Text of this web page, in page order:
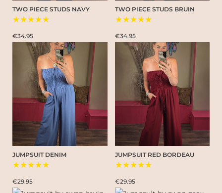
TWO PIECE STUDS NAVY
★★★★★
€34.95
TWO PIECE STUDS BRUIN
★★★★★
€34.95
JUMPSUIT DENIM
★★★★★
€29.95
JUMPSUIT RED BORDEAU
★★★★★
€29.95